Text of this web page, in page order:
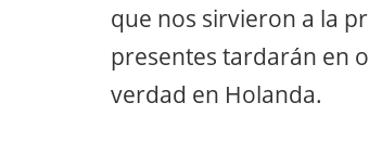
que nos sirvieron a la
presentes tardarán en
verdad en Holanda.